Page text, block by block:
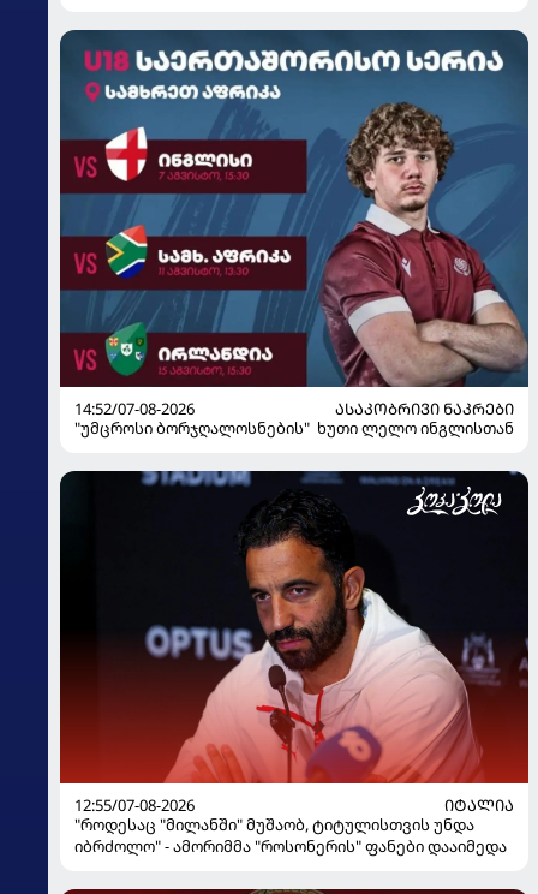
14:52/07-08-2026
ᲐᲡᲐᲙᲝᲑᲠᲘᲕᲘ ᲜᲐᲙᲠᲔᲑᲘ
"უმცროსი ბორჯღალოსნების" ხუთი ლელო ინგლისთან
12:55/07-08-2026
ᲘᲢᲐᲚᲘᲐ
"როდესაც "მილანში" მუშაობ, ტიტულისთვის უნდა
იბრძოლო" - ამორიმმა "როსონერის" ფანები დააიმედა